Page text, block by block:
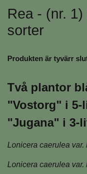
Rea - (nr.
sorter
Produkten är tyvärr
Två plantor
"Vostorg" i 5-
"Jugana" i 3-
Lonicera caerulea
Lonicera caerulea